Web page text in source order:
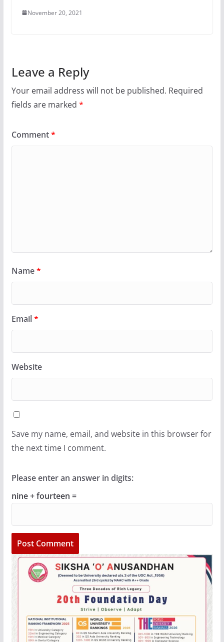
November 20, 2021
Leave a Reply
Your email address will not be published. Required
fields are marked *
Comment*
Name*
Email*
Website
Save my name, email, and website in this browser for
the next time I comment.
Please enter an answer in digits:
nine + fourteen =